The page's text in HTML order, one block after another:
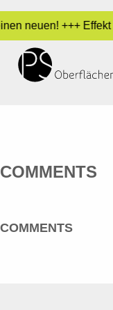
neuen! +++
TESTA
MANUFAKTUR
COMMENTS
COMMENTS